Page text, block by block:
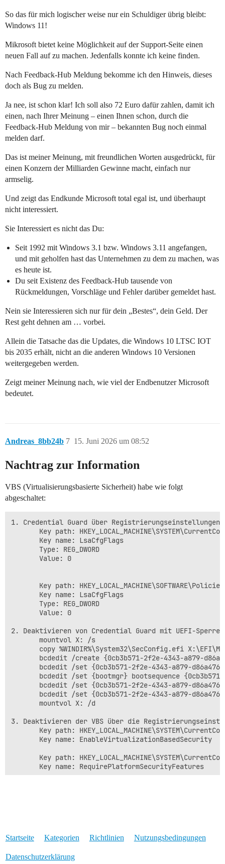
So das für mich logischer weise nur ein Schuldiger übrig bleibt:
Windows 11!
Mikrosoft bietet keine Möglichkeit auf der Support-Seite einen
neuen Fall auf zu machen. Jedenfalls konnte ich keine finden.
Nach Feedback-Hub Meldung bekomme ich den Hinweis, dieses
doch als Bug zu melden.
Ja nee, ist schon klar! Ich soll also 72 Euro dafür zahlen, damit ich
einen, nach Ihrer Meinung – einen Ihnen schon, durch die
Feedback-Hub Meldung von mir – bekannten Bug noch einmal
melden darf.
Das ist meiner Meinung, mit freundlichen Worten ausgedrückt, für
einen Konzern der Milliarden Gewinne macht, einfach nur
armselig.
Und zeigt das Endkunde Microsoft total egal ist, und überhaupt
nicht interessiert.
Sie Interessiert es nicht das Du:
Seit 1992 mit Windows 3.1 bzw. Windows 3.11 angefangen,
und mit geholfen hast das Unternehmen zu dem zu machen, was
es heute ist.
Du seit Existenz des Feedback-Hub tausende von
Rückmeldungen, Vorschläge und Fehler darüber gemeldet hast.
Nein sie Interessieren sich nur für dein „Bestes“, dein Geld. Der
Rest geht dehnen am … vorbei.
Allein die Tatsache das die Updates, die Windows 10 LTSC IOT
bis 2035 erhält, nicht an die anderen Windows 10 Versionen
weitergegeben werden.
Zeigt meiner Meinung nach, wie viel der Endbenutzer Microsoft
bedeutet.
Andreas_8bb24b 15. Juni 2026 um 08:52
7
Nachtrag zur Information
VBS (Virtualisierungsbasierte Sicherheit) habe wie folgt
abgeschaltet:
1. Credential Guard über Registrierungseinstellungen
Key path:
       Key name: LsaCfgFlags
       Type: REG_DWORD
       Value: 0
Key path:
       Key name: LsaCfgFlags
       Type: REG_DWORD
       Value: 0
2. Deaktivieren von Credential Guard mit UEFI-
       mountvol X: /s
copy %WINDIR%\System32\SecConfig.efi
bcdedit /create {0cb3b571-2f2e-4343-a879-
bcdedit /set {0cb3b571-2f2e-4343-a879-
bcdedit /set {bootmgr} bootsequence
bcdedit /set {0cb3b571-2f2e-4343-a879-
bcdedit /set {0cb3b571-2f2e-4343-a879-
       mountvol X: /d
3. Deaktivieren der VBS über die
Key path:
       Key name: EnableVirtualizationBasedSecurity
Key path:
       Key name: RequirePlatformSecurityFeatures
Computerconfiguration -> Admininistrative
6. Deaktivieren aller Optionen unter „Kernisolierung“
Startseite Kategorien Richtlinien Nutzungsbedingungen
Datenschutzerklärung